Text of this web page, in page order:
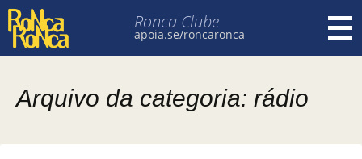
Ronca Clube
apoia.se/roncaronca
Arquivo da categoria: rádio